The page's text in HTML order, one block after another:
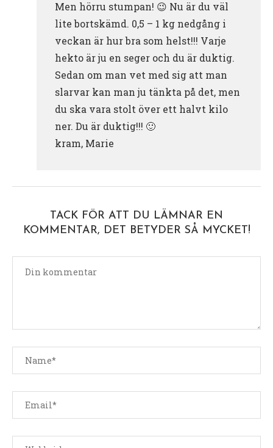
Men hörru stumpan! 😉 Nu är du väl
lite bortskämd. 0,5 – 1 kg nedgång i
veckan är hur bra som helst!!! Varje
hekto är ju en seger och du är duktig.
Sedan om man vet med sig att man
slarvar kan man ju tänkta på det, men
du ska vara stolt över ett halvt kilo
ner. Du är duktig!!! 🙂
kram, Marie
TACK FÖR ATT DU LÄMNAR EN
KOMMENTAR, DET BETYDER SÅ MYCKET!